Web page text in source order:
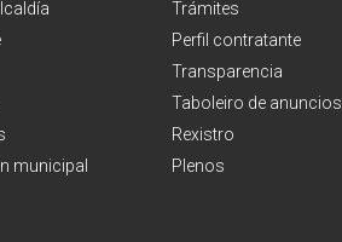
municipal
Trámites
Perfil contratante
Transparencia
Taboleiro de anuncios
Rexistro
Plenos